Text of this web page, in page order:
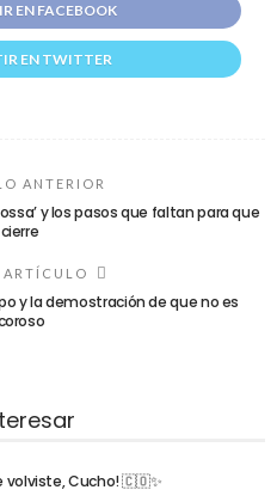
EN FACEBOOK
EN TWITTER
ANTERIOR
y los pasos que faltan para que
y la demostración de que no es
volviste, Cucho! 🇨🇴✨